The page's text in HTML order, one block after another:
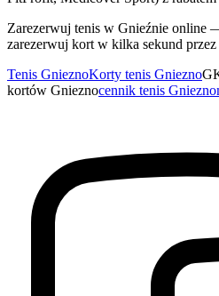
Zarezerwuj tenis w Gnieźnie online
zarezerwuj kort w kilka sekund przez
Tenis GnieznoKorty tenis Gniezno
kortów Gnieznocennik tenis Gniezno